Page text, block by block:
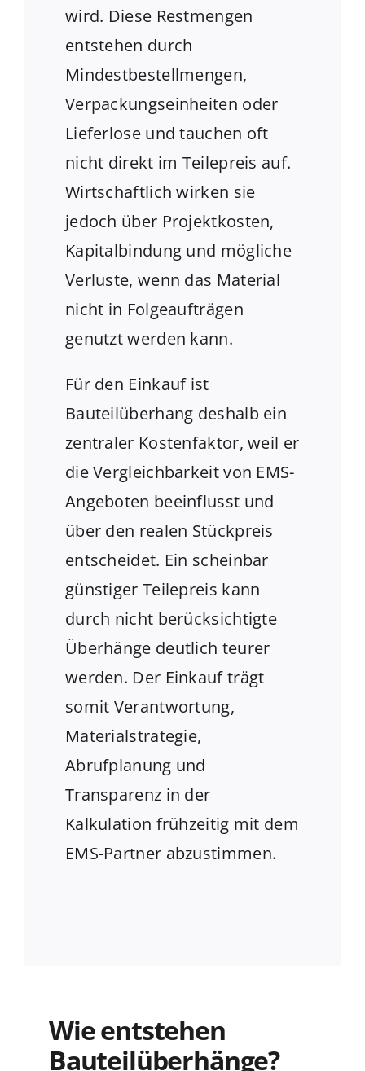
wird. Diese Restmengen
entstehen durch
Mindestbestellmengen,
Verpackungseinheiten oder
Lieferlose und tauchen oft
nicht direkt im Teilepreis auf.
Wirtschaftlich wirken sie
jedoch über Projektkosten,
Kapitalbindung und mögliche
Verluste, wenn das Material
nicht in Folgeaufträgen
genutzt werden kann.
Für den Einkauf ist
Bauteilüberhang deshalb ein
zentraler Kostenfaktor, weil er
die Vergleichbarkeit von EMS-
Angeboten beeinflusst und
über den realen Stückpreis
entscheidet. Ein scheinbar
günstiger Teilepreis kann
durch nicht berücksichtigte
Überhänge deutlich teurer
werden. Der Einkauf trägt
somit Verantwortung,
Materialstrategie,
Abrufplanung und
Transparenz in der
Kalkulation frühzeitig mit dem
EMS-Partner abzustimmen.
Wie entstehen
Bauteilüberhänge?